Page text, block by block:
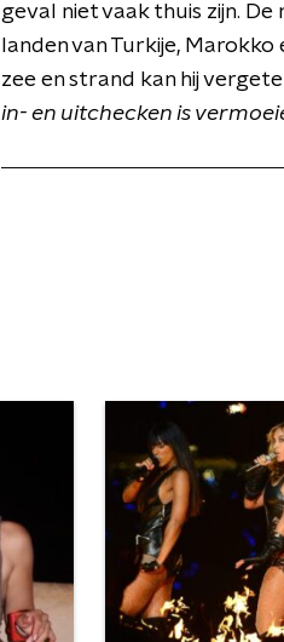
geval niet vaak thuis zijn. De
landen van Turkije,
zee en strand kan hij
in- en uitchecken is